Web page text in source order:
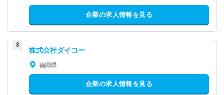
企業の求人情報を見る
株式会社ダイコー
福岡県
企業の求人情報を見る